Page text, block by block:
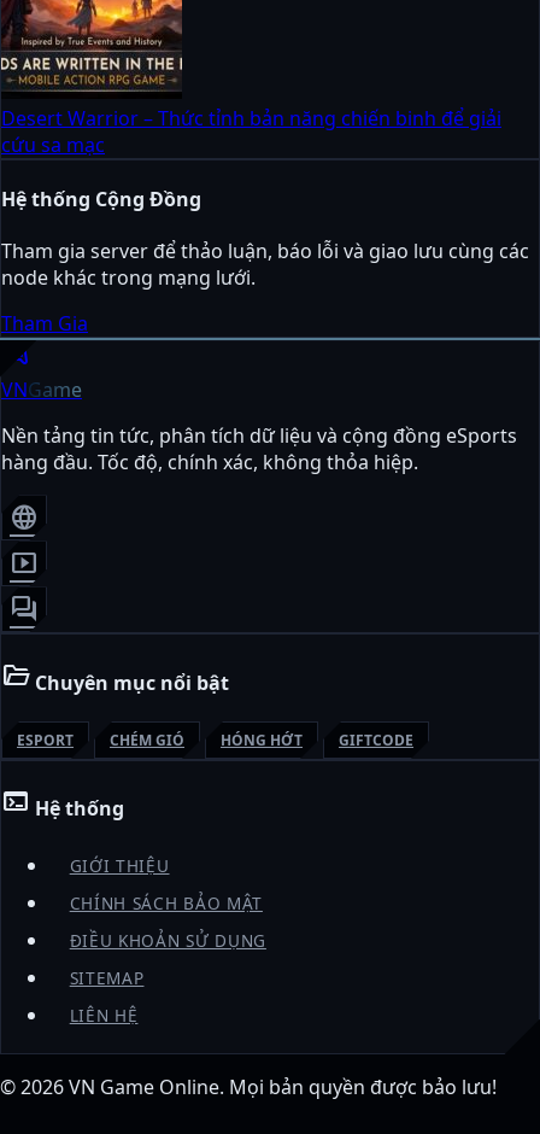
Desert Warrior – Thức tỉnh bản năng chiến binh để giải
cứu sa mạc
Hệ thống Cộng Đồng
Tham gia server để thảo luận, báo lỗi và giao lưu cùng các
node khác trong mạng lưới.
Tham Gia
sports_esports
VNGame
Nền tảng tin tức, phân tích dữ liệu và cộng đồng eSports
hàng đầu. Tốc độ, chính xác, không thỏa hiệp.
language
smart_display
forum
folder_open Chuyên mục nổi bật
ESPORT CHÉM GIÓ HÓNG HỚT GIFTCODE
terminal Hệ thống
GIỚI THIỆU
CHÍNH SÁCH BẢO MẬT
ĐIỀU KHOẢN SỬ DỤNG
SITEMAP
LIÊN HỆ
© 2026VN Game Online. Mọi bản quyền được bảo lưu!